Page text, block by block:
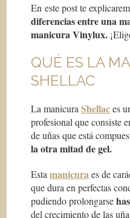
En este post te
diferencias entre una
manicura Vinylux.
QUÉ ES LA
SHELLAC
La manicuraShellaces
profesional que consiste
de uñas que está
la otra mitad de gel.
Estamanicuraes de
que dura en perfectas
pudiendo prolongarse
del crecimiento de las